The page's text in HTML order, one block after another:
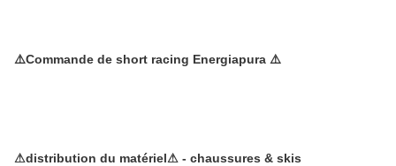
⚠️Commande de short racing Energiapura ⚠️
⚠distribution du matériel⚠ - chaussures & skis